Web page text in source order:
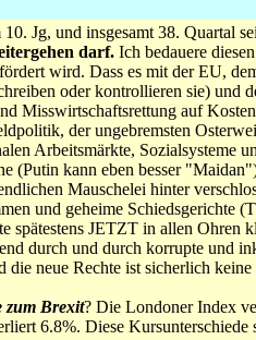
Jg, und insgesamt 38. Quartal
darf. Ich bedauere
wird. Dass es mit der EU,
oder kontrollieren sie) und
Misswirtschaftsrettung auf
der ungebremsten
Arbeitsmärkte, Sozialsysteme
(Putin kann eben besser
Mauschelei hinter
und geheime Schiedsgerichte
spätestens JETZT in allen Ohren
durch und durch korrupte und
neue Rechte ist sicherlich
zum Brexit? Die Londoner Index
6.8%. Diese Kursunterschiede